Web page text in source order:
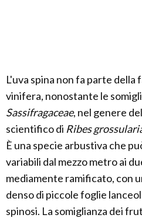
L'uva spina non fa parte della
vinifera, nonostante le
Sassifragaceae, nel genere
scientifico di Ribes
È una specie arbustiva che
variabili dal mezzo metro ai
mediamente ramificato, con
denso di piccole foglie
spinosi. La somiglianza dei